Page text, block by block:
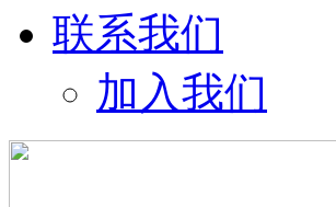
联系我们
加入我们